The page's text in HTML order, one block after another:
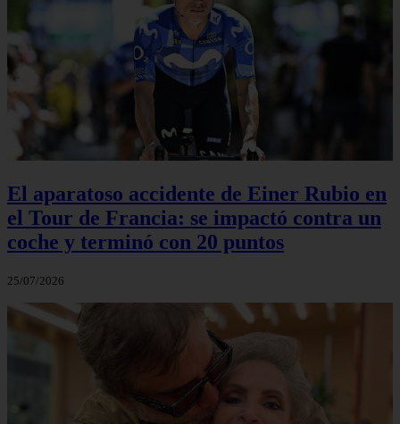
El aparatoso accidente de Einer Rubio en
el Tour de Francia: se impactó contra un
coche y terminó con 20 puntos
25/07/2026